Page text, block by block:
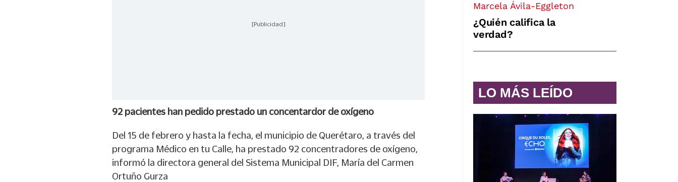
[Publicidad]
92 pacientes han pedido prestado un concentardor de oxígeno
Del 15 de febrero y hasta la fecha, el municipio de Querétaro, a través del
programa Médico en tu Calle, ha prestado 92 concentradores de oxígeno,
informó la directora general del Sistema Municipal DIF, María del Carmen
Ortuño Gurza
Marcela Ávila-Eggleton
¿Quién califica la
verdad?
LO MÁS LEÍDO